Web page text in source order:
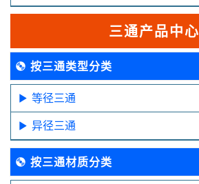
三通产品中心
按三通类型分类
等径三通
异径三通
按三通材质分类